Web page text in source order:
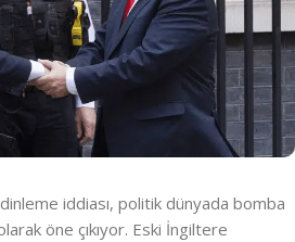
iddiası, politik dünyada bomba
öne çıkıyor. Eski İngiltere